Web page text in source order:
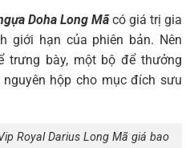
Doha Long Mã có giá trị gia
giới hạn của phiên bản. Nên
trưng bày, một bộ để thưởng
hộp cho mục đích sưu
Royal Darius Long Mã giá bao